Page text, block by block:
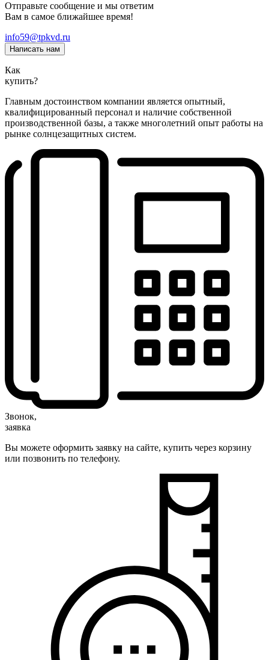
Отправьте сообщение и мы ответим
Вам в самое ближайшее время!
info59@tpkvd.ru
Написать нам
Как
купить?
Главным достоинством компании является опытный,
квалифицированный персонал и наличие собственной
производственной базы, а также многолетний опыт работы на
рынке солнцезащитных систем.
Звонок,
заявка
Вы можете оформить заявку на сайте, купить через корзину
или позвонить по телефону.